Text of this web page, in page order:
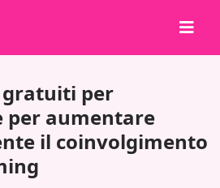
per
per aumentare
il coinvolgimento